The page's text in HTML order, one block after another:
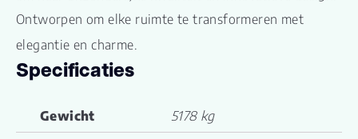
Ontworpen om elke ruimte te transformeren met
elegantie en charme.
Specificaties
Gewicht 5178 kg